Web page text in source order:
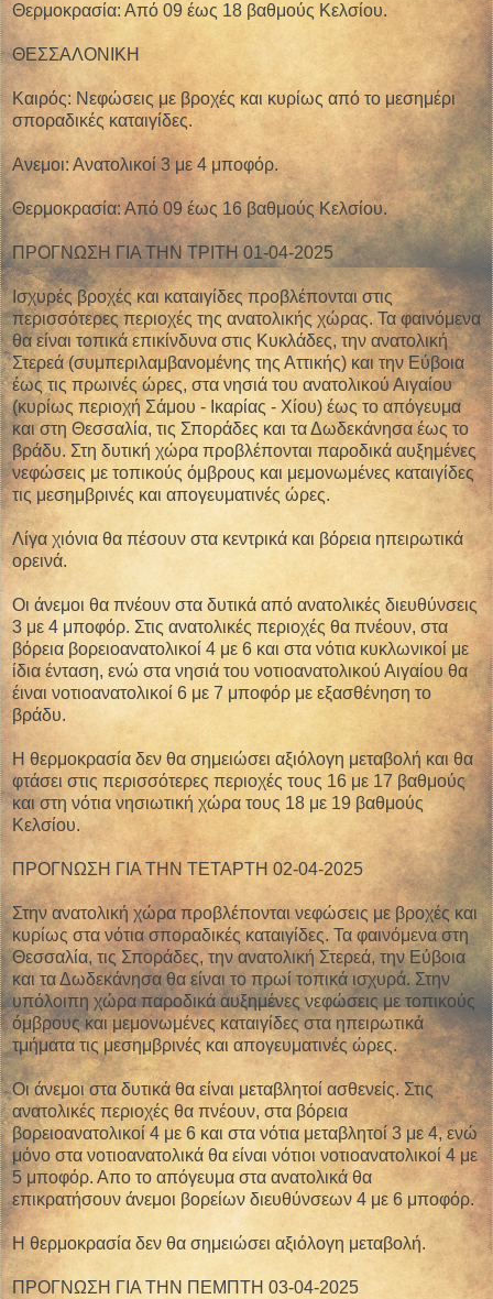
Θερμοκρασία: Από 09 έως 18 βαθμούς Κελσίου.
ΘΕΣΣΑΛΟΝΙΚΗ
Καιρός: Νεφώσεις με βροχές και κυρίως από το μεσημέρι
σποραδικές καταιγίδες.
Ανεμοι: Ανατολικοί 3 με 4 μποφόρ.
Θερμοκρασία: Από 09 έως 16 βαθμούς Κελσίου.
ΠΡΟΓΝΩΣΗ ΓΙΑ ΤΗΝ ΤΡΙΤΗ 01-04-2025
Ισχυρές βροχές και καταιγίδες προβλέπονται στις
περισσότερες περιοχές της ανατολικής χώρας. Τα φαινόμενα
θα είναι τοπικά επικίνδυνα στις Κυκλάδες, την ανατολική
Στερεά (συμπεριλαμβανομένης της Αττικής) και την Εύβοια
έως τις πρωινές ώρες, στα νησιά του ανατολικού Αιγαίου
(κυρίως περιοχή Σάμου - Ικαρίας - Χίου) έως το απόγευμα
και στη Θεσσαλία, τις Σποράδες και τα Δωδεκάνησα έως το
βράδυ. Στη δυτική χώρα προβλέπονται παροδικά αυξημένες
νεφώσεις με τοπικούς όμβρους και μεμονωμένες καταιγίδες
τις μεσημβρινές και απογευματινές ώρες.
Λίγα χιόνια θα πέσουν στα κεντρικά και βόρεια ηπειρωτικά
ορεινά.
Οι άνεμοι θα πνέουν στα δυτικά από ανατολικές διευθύνσεις
3 με 4 μποφόρ. Στις ανατολικές περιοχές θα πνέουν, στα
βόρεια βορειοανατολικοί 4 με 6 και στα νότια κυκλωνικοί με
ίδια ένταση, ενώ στα νησιά του νοτιοανατολικού Αιγαίου θα
έιναι νοτιοανατολικοί 6 με 7 μποφόρ με εξασθένηση το
βράδυ.
Η θερμοκρασία δεν θα σημειώσει αξιόλογη μεταβολή και θα
φτάσει στις περισσότερες περιοχές τους 16 με 17 βαθμούς
και στη νότια νησιωτική χώρα τους 18 με 19 βαθμούς
Κελσίου.
ΠΡΟΓΝΩΣΗ ΓΙΑ ΤΗΝ ΤΕΤΑΡΤΗ 02-04-2025
Στην ανατολική χώρα προβλέπονται νεφώσεις με βροχές και
κυρίως στα νότια σποραδικές καταιγίδες. Τα φαινόμενα στη
Θεσσαλία, τις Σποράδες, την ανατολική Στερεά, την Εύβοια
και τα Δωδεκάνησα θα είναι το πρωί τοπικά ισχυρά. Στην
υπόλοιπη χώρα παροδικά αυξημένες νεφώσεις με τοπικούς
όμβρους και μεμονωμένες καταιγίδες στα ηπειρωτικά
τμήματα τις μεσημβρινές και απογευματινές ώρες.
Οι άνεμοι στα δυτικά θα είναι μεταβλητοί ασθενείς. Στις
ανατολικές περιοχές θα πνέουν, στα βόρεια
βορειοανατολικοί 4 με 6 και στα νότια μεταβλητοί 3 με 4, ενώ
μόνο στα νοτιοανατολικά θα είναι νότιοι νοτιοανατολικοί 4 με
5 μποφόρ. Απο το απόγευμα στα ανατολικά θα
επικρατήσουν άνεμοι βορείων διευθύνσεων 4 με 6 μποφόρ.
Η θερμοκρασία δεν θα σημειώσει αξιόλογη μεταβολή.
ΠΡΟΓΝΩΣΗ ΓΙΑ ΤΗΝ ΠΕΜΠΤΗ 03-04-2025